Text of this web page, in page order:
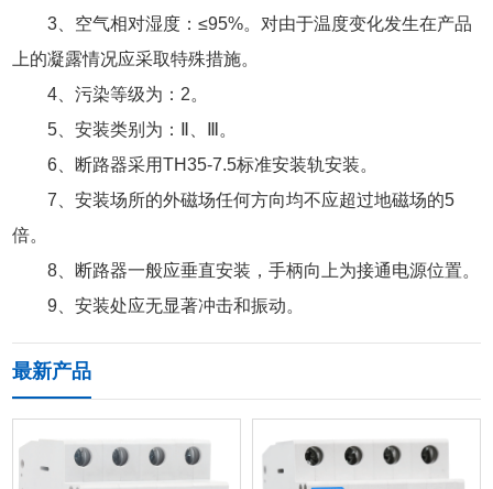
3、空气相对湿度：≤95%。对由于温度变化发生在产品
上的凝露情况应采取特殊措施。
4、污染等级为：2。
5、安装类别为：Ⅱ、Ⅲ。
6、断路器采用TH35-7.5标准安装轨安装。
7、安装场所的外磁场任何方向均不应超过地磁场的5
倍。
8、断路器一般应垂直安装，手柄向上为接通电源位置。
9、安装处应无显著冲击和振动。
最新产品